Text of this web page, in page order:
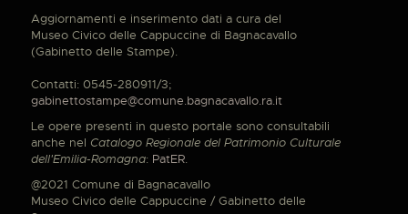
Aggiornamenti e inserimento dati a cura del
Museo Civico delle Cappuccine di Bagnacavallo
(Gabinetto delle Stampe).
Contatti: 0545-280911/3;
gabinettostampe@comune.bagnacavallo.ra.it
Le opere presenti in questo portale sono consultabili
anche nel Catalogo Regionale del Patrimonio Culturale
dell'Emilia-Romagna: PatER.
@2021 Comune di Bagnacavallo
Museo Civico delle Cappuccine / Gabinetto delle